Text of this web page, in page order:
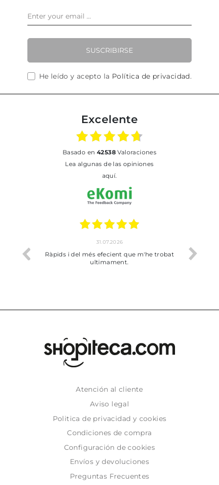
SUSCRIBIRSE
He leído y acepto la Política de privacidad.
Excelente
basado en 42538Valoraciones
Lea algunas de las opiniones
aquí.
31.07.2026
Ràpids i del més efecient que m'he trobat
ultimament.
Atención al cliente
Aviso legal
Politica de privacidad y cookies
Condiciones de compra
Configuración de cookies
Envíos y devoluciones
Preguntas Frecuentes